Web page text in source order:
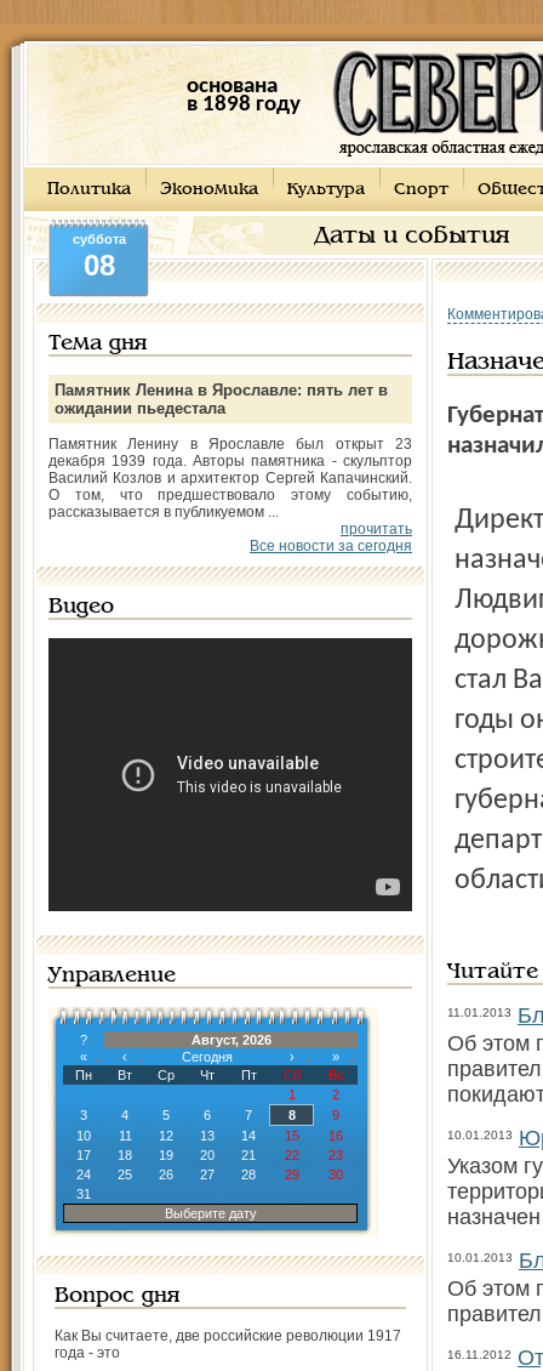
основана
в 1898 году
Политика Экономика Культура Спорт
Даты и события
суббота
08
Тема дня
Памятник Ленина в Ярославле: пять лет в
ожидании пьедестала
Памятник Ленину в Ярославле был открыт 23
декабря 1939 года. Авторы памятника - скульптор
Василий Козлов и архитектор Сергей Капачинский.
О том, что предшествовало этому событию,
рассказывается в публикуемом ...
прочитать
Все новости за сегодня
Видео
Управление
?
Август, 2026
«
‹ Сегодня ›
»
Пн
Вт Ср Чт Пт Сб
Вс
1
2
3
4 5 6 7 8
9
10
11 12 13 14 15
16
17
18 19 20 21 22
23
24
25 26 27 28 29
30
31
Выберите дату
Вопрос дня
Как Вы считаете, две российские революции 1917
года - это
Директором департамента здравоохранения и фармации
стал
годы
11.01.2013
Об этом
10.01.2013
Указом
10.01.2013
Об этом
16.11.2012